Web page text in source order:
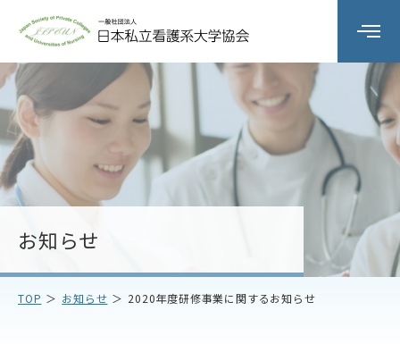
組織の概要
委員会活動
会員校情報
お知らせ
TOP お知らせ 2020年度研修事業に関するお知らせ